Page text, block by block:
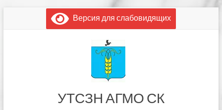
содержимому
Версия для слабовидящих
УТСЗН АГМО СК